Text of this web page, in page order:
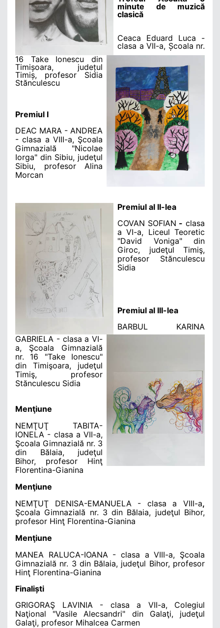
minute de muzică
clasică
Ceaca Eduard Luca -
clasa a VII-a, Școala nr.
16 Take Ionescu din
Timișoara, județul
Timiș, profesor Sidia
Stănculescu
Premiul I
DEAC MARA - ANDREA
- clasa a VIII-a, Şcoala
Gimnazială "Nicolae
Iorga" din Sibiu, judeţul
Sibiu, profesor Alina
Morcan
Premiul al II-lea
COVAN SOFIAN - clasa
a VI-a, Liceul Teoretic
"David Voniga" din
Giroc, judeţul Timiş,
profesor Stănculescu
Sidia
Premiul al III-lea
BARBUL KARINA
GABRIELA - clasa a VI-
a, Şcoala Gimnazială
nr. 16 "Take Ionescu"
din Timişoara, judeţul
Timiş, profesor
Stănculescu Sidia
Menţiune
NEMŢUŢ TABITA-
IONELA - clasa a VII-a,
Şcoala Gimnazială nr. 3
din Bălaia, judeţul
Bihor, profesor Hinţ
Florentina-Gianina
Menţiune
NEMŢUŢ DENISA-EMANUELA
- clasa a VIII-a,
Şcoala Gimnazială nr. 3 din Bălaia, judeţul Bihor,
profesor Hinţ Florentina-Gianina
Menţiune
MANEA RALUCA-IOANA - clasa a VIII-a, Şcoala
Gimnazială nr. 3 din Bălaia, judeţul Bihor, profesor
Hinţ Florentina-Gianina
Finaliști
GRIGORAŞ LAVINIA
- clasa a VII-a, Colegiul
Naţional "Vasile Alecsandri" din Galaţi, judeţul
Galaţi, profesor Mihalcea Carmen